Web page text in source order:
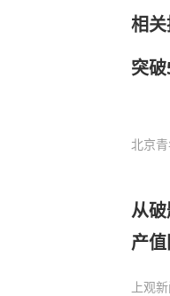
相
突
北京
从
产
上观